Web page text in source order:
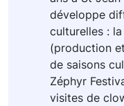
développe
culturelles :
(production
de saisons
Zéphyr
visites de